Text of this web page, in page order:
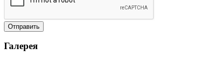
Отправить
Галерея